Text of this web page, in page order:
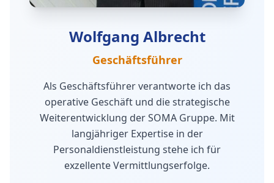
Wolfgang Albrecht
Geschäftsführer
Als Geschäftsführer verantworte ich das
operative Geschäft und die strategische
Weiterentwicklung der SOMA Gruppe. Mit
langjähriger Expertise in der
Personaldienstleistung stehe ich für
exzellente Vermittlungserfolge.